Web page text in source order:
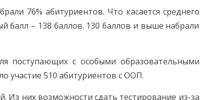
76% абитуриентов. Что касается среднего
балл – 138 баллов. 130 баллов и выше набрали
поступающих с особыми образовательными
участие 510 абитуриентов с ООП.
Из них возможности сдать тестирование из-за